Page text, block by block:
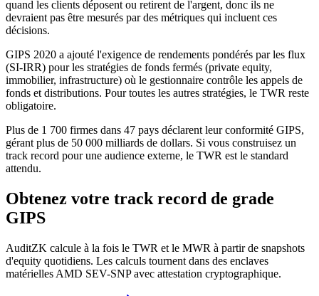
quand les clients déposent ou retirent de l'argent, donc ils ne
devraient pas être mesurés par des métriques qui incluent ces
décisions.
GIPS 2020 a ajouté l'exigence de rendements pondérés par les flux
(SI-IRR) pour les stratégies de fonds fermés (private equity,
immobilier, infrastructure) où le gestionnaire contrôle les appels de
fonds et distributions. Pour toutes les autres stratégies, le TWR reste
obligatoire.
Plus de 1 700 firmes dans 47 pays déclarent leur conformité GIPS,
gérant plus de 50 000 milliards de dollars. Si vous construisez un
track record pour une audience externe, le TWR est le standard
attendu.
Obtenez votre track record de grade
GIPS
AuditZK calcule à la fois le TWR et le MWR à partir de snapshots
d'equity quotidiens. Les calculs tournent dans des enclaves
matérielles AMD SEV-SNP avec attestation cryptographique.